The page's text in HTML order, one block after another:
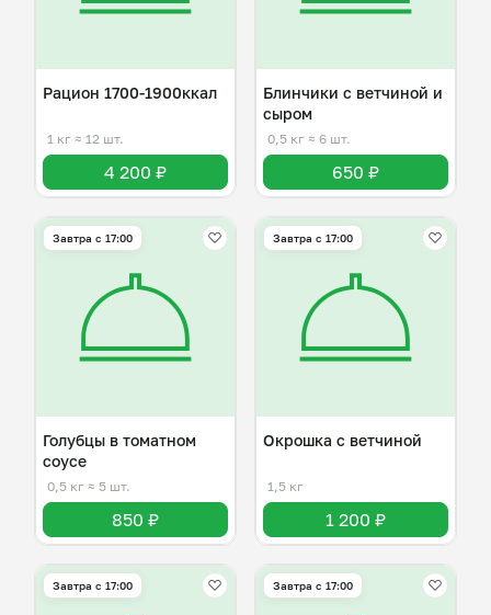
Рацион 1700-1900ккал
1 кг ≈ 12 шт.
4 200 ₽
Блинчики с ветчиной и
сыром
0,5 кг ≈ 6 шт.
650 ₽
Завтра c 17:00
Голубцы в томатном
соусе
0,5 кг ≈ 5 шт.
850 ₽
Завтра c 17:00
Окрошка с ветчиной
1,5 кг
1 200 ₽
Завтра c 17:00 Завтра c 17:00